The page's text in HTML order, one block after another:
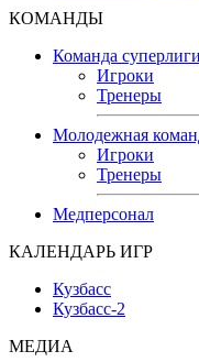
КОМАНДЫ
Команда суперлиги
Игроки
Тренеры
Молодежная
Игроки
Тренеры
Медперсонал
КАЛЕНДАРЬ ИГР
Кузбасс
Кузбасс-2
МЕДИА